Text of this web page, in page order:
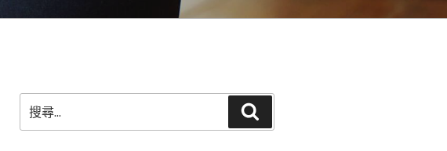
尋
關
尋